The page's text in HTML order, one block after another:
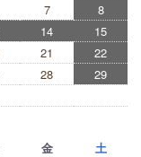
7
8
14
15
21
22
28
29
金
土